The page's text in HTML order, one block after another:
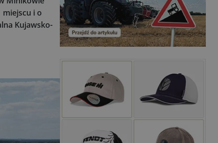
miejscu i o
Kujawsko-